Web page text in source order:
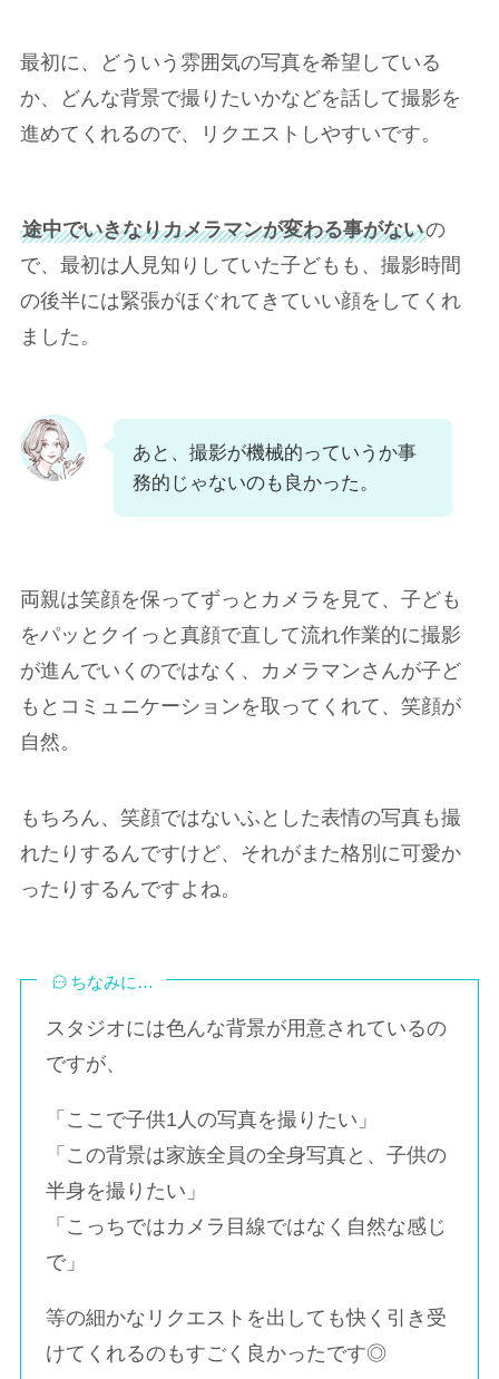
最初に、どういう雰囲気の写真を希望している
か、どんな背景で撮りたいかなどを話して撮影を
進めてくれるので、リクエストしやすいです。
途中でいきなりカメラマンが変わる事がないの
で、最初は人見知りしていた子どもも、撮影時間
の後半には緊張がほぐれてきていい顔をしてくれ
ました。
あと、撮影が機械的っていうか事
務的じゃないのも良かった。
両親は笑顔を保ってずっとカメラを見て、子ども
をパッとクイっと真顔で直して流れ作業的に撮影
が進んでいくのではなく、カメラマンさんが子ど
もとコミュニケーションを取ってくれて、笑顔が
自然。
もちろん、笑顔ではないふとした表情の写真も撮
れたりするんですけど、それがまた格別に可愛か
ったりするんですよね。
ちなみに…
スタジオには色んな背景が用意されているの
ですが、
「ここで子供1人の写真を撮りたい」
「この背景は家族全員の全身写真と、子供の
半身を撮りたい」
「こっちではカメラ目線ではなく自然な感じ
で」
等の細かなリクエストを出しても快く引き受
けてくれるのもすごく良かったです◎